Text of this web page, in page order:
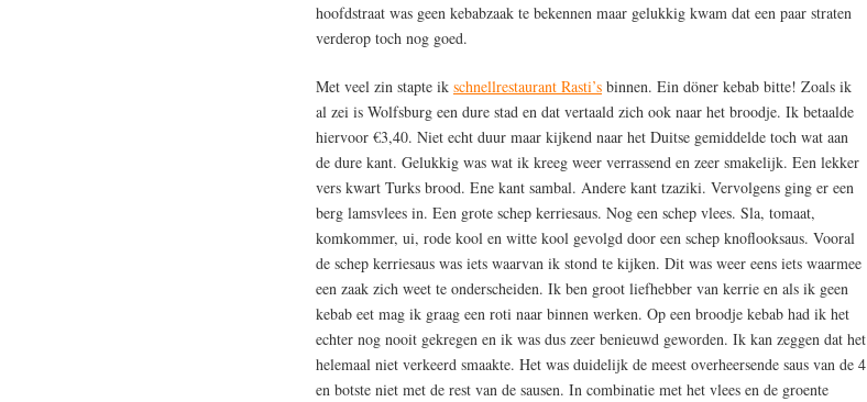
hoofdstraat was geen kebabzaak te bekennen maar gelukkig kwam dat een paar straten
verderop toch nog goed.
Met veel zin stapte ik schnellrestaurant Rasti’s binnen. Ein döner kebab bitte! Zoals ik
al zei is Wolfsburg een dure stad en dat vertaald zich ook naar het broodje. Ik betaalde
hiervoor €3,40. Niet echt duur maar kijkend naar het Duitse gemiddelde toch wat aan
de dure kant. Gelukkig was wat ik kreeg weer verrassend en zeer smakelijk. Een lekker
vers kwart Turks brood. Ene kant sambal. Andere kant tzaziki. Vervolgens ging er een
berg lamsvlees in. Een grote schep kerriesaus. Nog een schep vlees. Sla, tomaat,
komkommer, ui, rode kool en witte kool gevolgd door een schep knoflooksaus. Vooral
de schep kerriesaus was iets waarvan ik stond te kijken. Dit was weer eens iets waarmee
een zaak zich weet te onderscheiden. Ik ben groot liefhebber van kerrie en als ik geen
kebab eet mag ik graag een roti naar binnen werken. Op een broodje kebab had ik het
echter nog nooit gekregen en ik was dus zeer benieuwd geworden. Ik kan zeggen dat het
helemaal niet verkeerd smaakte. Het was duidelijk de meest overheersende saus van de 4
en botste niet met de rest van de sausen. In combinatie met het vlees en de groente